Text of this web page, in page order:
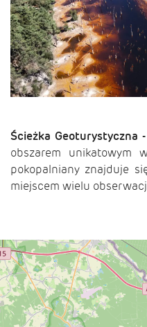
Ścieżka Geoturystyczna
obszarem unikatowym
pokopalniany znajduje
miejscem wielu